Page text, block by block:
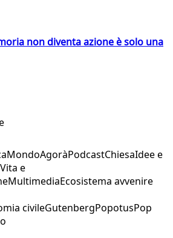
non diventa azione è solo una
MondoAgoràPodcastChiesaIdee e
Vita e
MultimediaEcosistema avvenire
civileGutenbergPopotusPop